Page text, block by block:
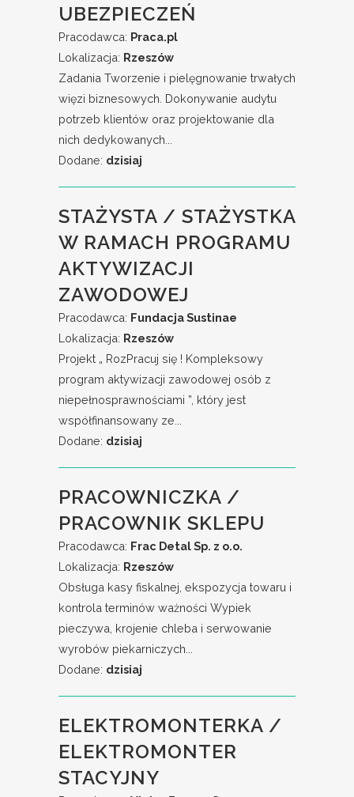
UBEZPIECZEŃ
Pracodawca: Praca.pl
Lokalizacja: Rzeszów
Zadania Tworzenie i pielęgnowanie trwałych
więzi biznesowych. Dokonywanie audytu
potrzeb klientów oraz projektowanie dla
nich dedykowanych...
Dodane: dzisiaj
STAŻYSTA / STAŻYSTKA
W RAMACH PROGRAMU
AKTYWIZACJI
ZAWODOWEJ
Pracodawca: Fundacja Sustinae
Lokalizacja: Rzeszów
Projekt „ RozPracuj się ! Kompleksowy
program aktywizacji zawodowej osób z
niepełnosprawnościami ”, który jest
współfinansowany ze...
Dodane: dzisiaj
PRACOWNICZKA /
PRACOWNIK SKLEPU
Pracodawca: Frac Detal Sp. z o.o.
Lokalizacja: Rzeszów
Obsługa kasy fiskalnej, ekspozycja towaru i
kontrola terminów ważności Wypiek
pieczywa, krojenie chleba i serwowanie
wyrobów piekarniczych...
Dodane: dzisiaj
ELEKTROMONTERKA /
ELEKTROMONTER
STACYJNY